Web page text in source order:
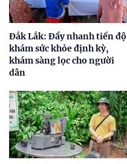
Đắk Lắk: Đẩy nhanh tiến độ
khám sức khỏe định kỳ,
khám sàng lọc cho người
dân